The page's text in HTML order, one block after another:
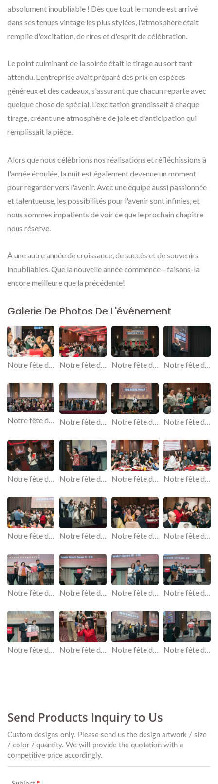
absolument inoubliable ! Dès que tout le monde est arrivé
dans ses tenues vintage les plus stylées, l'atmosphère était
remplie d'excitation, de rires et d'esprit de célébration.
Le point culminant de la soirée était le tirage au sort tant
attendu. L'entreprise avait préparé des prix en espèces
généreux et des cadeaux, s'assurant que chacun reparte avec
quelque chose de spécial. L'excitation grandissait à chaque
tirage, créant une atmosphère de joie et d'anticipation qui
remplissait la pièce.
Alors que nous célébrions nos réalisations et réfléchissions à
l'année écoulée, la nuit est également devenue un moment
pour regarder vers l'avenir. Avec une équipe aussi passionnée
et talentueuse, les possibilités pour l'avenir sont infinies, et
nous sommes impatients de voir ce que le prochain chapitre
nous réserve.
À une autre année de croissance, de succès et de souvenirs
inoubliables. Que la nouvelle année commence—faisons-la
encore meilleure que la précédente!
Galerie De Photos De L'événement
Notre fête de fin d'année sur le thème rétro. Notre fête de fin d'année sur le thème rétro. Notre fête de fin d'année sur le thème rétro. Notre fête de fin d'année sur le thème rétro.
Notre fête de fin d'année sur le thème rétro. Notre fête de fin d'année sur le thème rétro. Notre fête de fin d'année sur le thème rétro. Notre fête de fin d'année sur le thème rétro.
Notre fête de fin d'année sur le thème rétro. Notre fête de fin d'année sur le thème rétro. Notre fête de fin d'année sur le thème rétro. Notre fête de fin d'année sur le thème rétro.
Notre fête de fin d'année sur le thème rétro. Notre fête de fin d'année sur le thème rétro. Notre fête de fin d'année sur le thème rétro. Notre fête de fin d'année sur le thème rétro.
Notre fête de fin d'année sur le thème rétro. Notre fête de fin d'année sur le thème rétro. Notre fête de fin d'année sur le thème rétro. Notre fête de fin d'année sur le thème rétro.
Notre fête de fin d'année sur le thème rétro. Notre fête de fin d'année sur le thème rétro. Notre fête de fin d'année sur le thème rétro. Notre fête de fin d'année sur le thème rétro.